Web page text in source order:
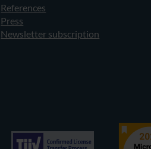
References
Press
Newsletter subscription